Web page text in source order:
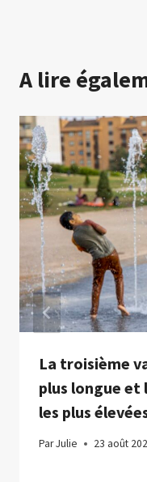
A lire
La troisième
plus longue et
les plus
ParJulie 23 août